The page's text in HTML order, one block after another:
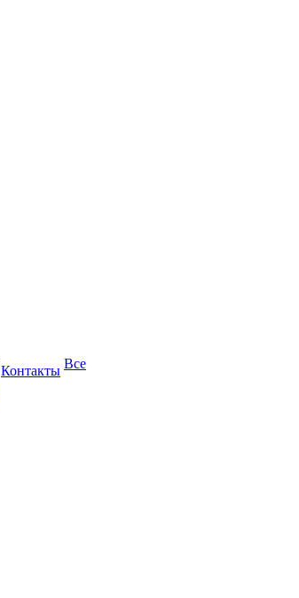
Контакты Все